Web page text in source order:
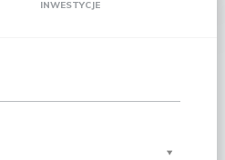
INWESTYCJE